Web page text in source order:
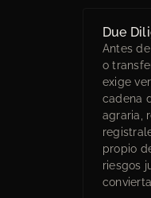
Due
Antes
o
exige
cadena
agraria,
propio
riesgos